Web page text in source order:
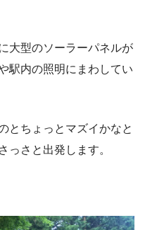
大型のソーラーパネルが
駅内の照明にまわしてい
とちょっとマズイかなと
っさと出発します。